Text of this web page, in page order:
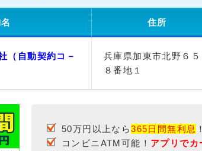
住所
（自動契約コ－
兵庫県加東市北野６５
８番地１
50万円以上なら365日間無利息 ！
コンビニATM可能！ アプリでカ